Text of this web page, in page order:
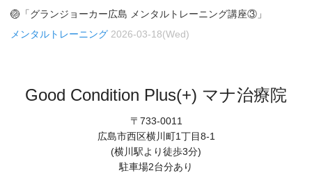
🏐「グランジョーカー広島 メンタルトレーニング講座③」
メンタルトレーニング 2026-03-18(Wed)
Good Condition Plus(+) マナ治療院
〒733-0011
広島市西区横川町1丁目8-1
(横川駅より徒歩3分)
駐車場2台分あり